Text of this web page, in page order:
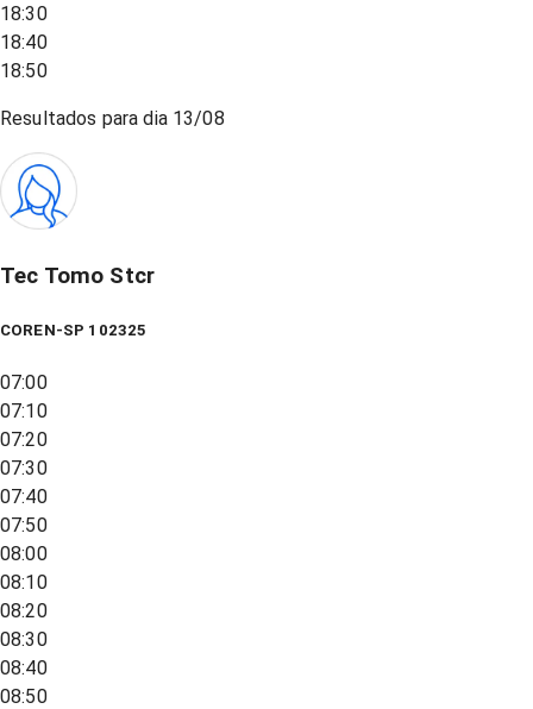
18:30
18:40
18:50
Resultados para dia 13/08
Tec Tomo Stcr
COREN-SP 102325
07:00
07:10
07:20
07:30
07:40
07:50
08:00
08:10
08:20
08:30
08:40
08:50